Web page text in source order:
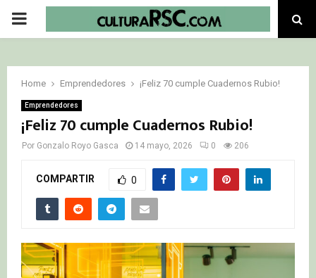
PRIMARY
Home Emprendedores ¡Feliz 70 cumple Cuadernos Rubio!
Emprendedores
¡Feliz 70 cumple Cuadernos Rubio!
Por Gonzalo Royo Gasca 14 mayo, 2026 0 206
COMPARTIR 0